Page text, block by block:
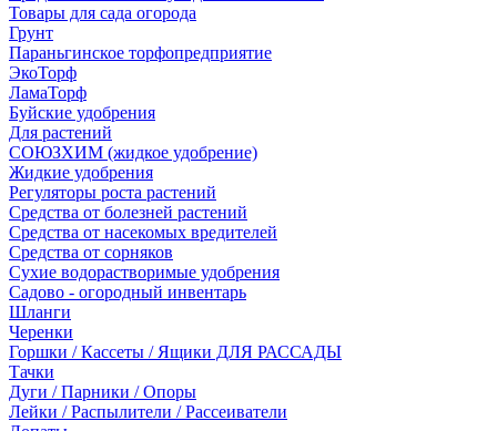
Товары для сада огорода
Грунт
Параньгинское торфопредприятие
ЭкоТорф
ЛамаТорф
Буйские удобрения
Для растений
СОЮЗХИМ (жидкое удобрение)
Жидкие удобрения
Регуляторы роста растений
Средства от болезней растений
Средства от насекомых вредителей
Средства от сорняков
Сухие водорастворимые удобрения
Садово - огородный инвентарь
Шланги
Черенки
Горшки / Кассеты / Ящики ДЛЯ РАССАДЫ
Тачки
Дуги / Парники / Опоры
Лейки / Распылители / Рассеиватели